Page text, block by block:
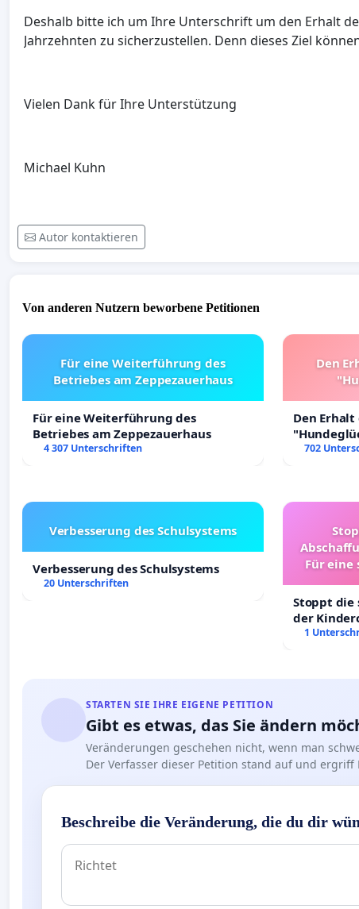
Deshalb bitte ich um Ihre Unterschrift um den Erhalt
Jahrzehnten zu sicherzustellen. Denn dieses Ziel
Vielen Dank für Ihre Unterstützung
Michael Kuhn
Autor kontaktieren
Von anderen Nutzern beworbene Petitionen
Für eine Weiterführung des
Betriebes am Zeppezauerhaus
Für eine Weiterführung des
Betriebes am Zeppezauerhaus
4 307 Unterschriften
Den
Den
702
Verbesserung des Schulsystems
Verbesserung des Schulsystems
20 Unterschriften
Für eine
Stoppt die
der
sichere
1
STARTEN SIE IHRE EIGENE PETITION
Gibt es etwas, das Sie ändern
Veränderungen geschehen nicht, wenn man
Der Verfasser dieser Petition stand auf und
Beschreibe die Veränderung, die du dir